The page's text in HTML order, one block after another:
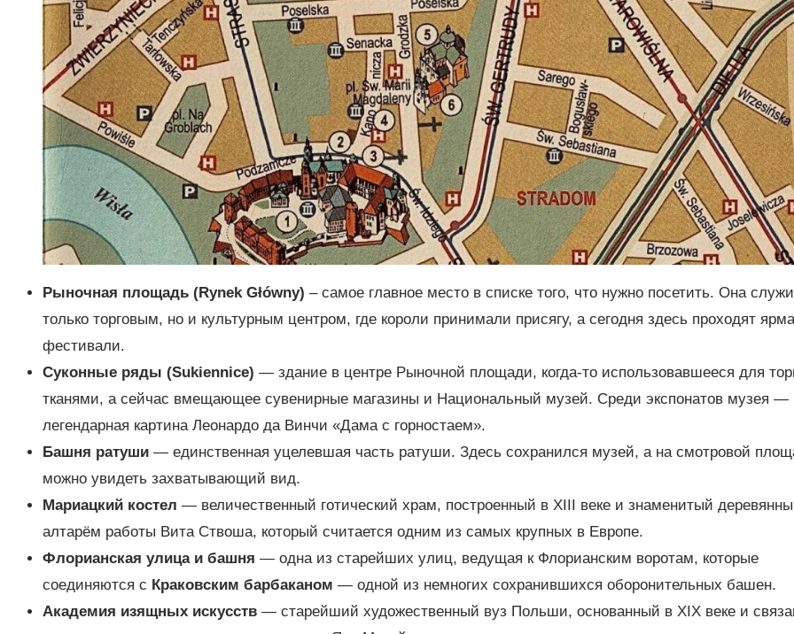
Рыночная площадь (Rynek Główny) – самое главное место в списке того, что нужно посетить. Она
только торговым, но и культурным центром, где короли принимали присягу, а сегодня здесь проходят
фестивали.
Суконные ряды (Sukiennice) — здание в центре Рыночной площади, когда-то использовавшееся для
тканями, а сейчас вмещающее сувенирные магазины и Национальный музей. Среди экспонатов музея —
легендарная картина Леонардо да Винчи «Дама с горностаем».
Башня ратуши — единственная уцелевшая часть ратуши. Здесь сохранился музей, а на смотровой
можно увидеть захватывающий вид.
Мариацкий костел — величественный готический храм, построенный в XIII веке и знаменитый
алтарём работы Вита Ствоша, который считается одним из самых крупных в Европе.
Флорианская улица и башня — одна из старейших улиц, ведущая к Флорианским воротам, которые
соединяются с Краковским барбаканом — одной из немногих сохранившихся оборонительных башен.
Академия изящных искусств — старейший художественный вуз Польши, основанный в XIX веке и